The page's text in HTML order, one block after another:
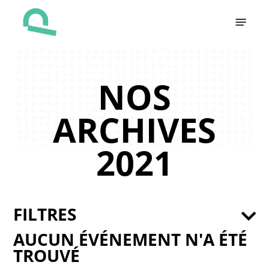
NOS
ARCHIVES
2021
AUCUN ÉVÉNEMENT N'A ÉTÉ
TROUVÉ
FILTRES